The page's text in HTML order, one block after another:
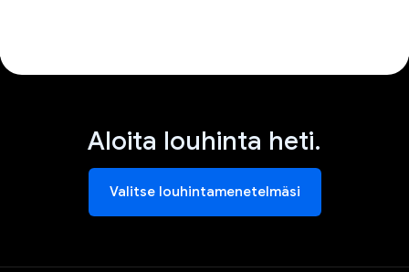
Aloita louhinta heti.
Valitse louhintamenetelmäsi